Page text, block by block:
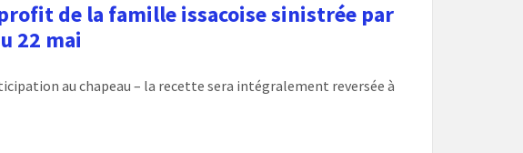
de la famille issacoise sinistrée par
22 mai
au chapeau – la recette sera intégralement reversée à